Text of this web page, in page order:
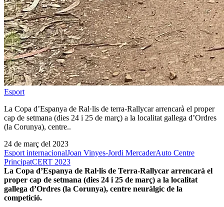
Esport
La Copa d’Espanya de Ral·lis de terra-Rallycar arrencarà el proper
cap de setmana (dies 24 i 25 de març) a la localitat gallega d’Ordres
(la Corunya), centre..
24 de març del 2023
Esport internacionalJoan Vinyes-Jordi MercaderAuto Centre
PrincipatCERT 2023
La Copa d’Espanya de Ral·lis de Terra-Rallycar arrencarà el
proper cap de setmana (dies 24 i 25 de març) a la localitat
gallega d’Ordres (la Corunya), centre neuràlgic de la
competició.